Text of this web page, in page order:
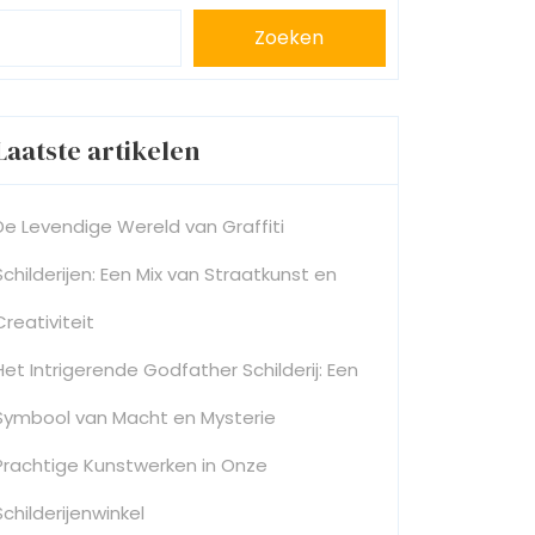
Zoeken
artikelen
Levendige Wereld van Graffiti
Een Mix van Straatkunst en
Intrigerende Godfather Schilderij: Een
van Macht en Mysterie
Kunstwerken in Onze